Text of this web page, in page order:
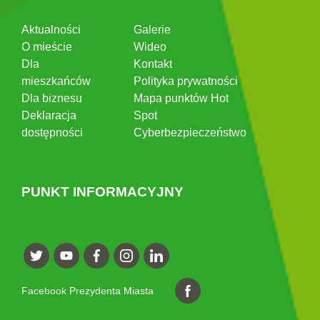
Aktualności
O mieście
Dla
mieszkańców
Dla biznesu
Deklaracja
dostępności
Galerie
Wideo
Kontakt
Polityka prywatności
Mapa punktów Hot
Spot
Cyberbezpieczeństwo
PUNKT INFORMACYJNY
Facebook Prezydenta Miasta